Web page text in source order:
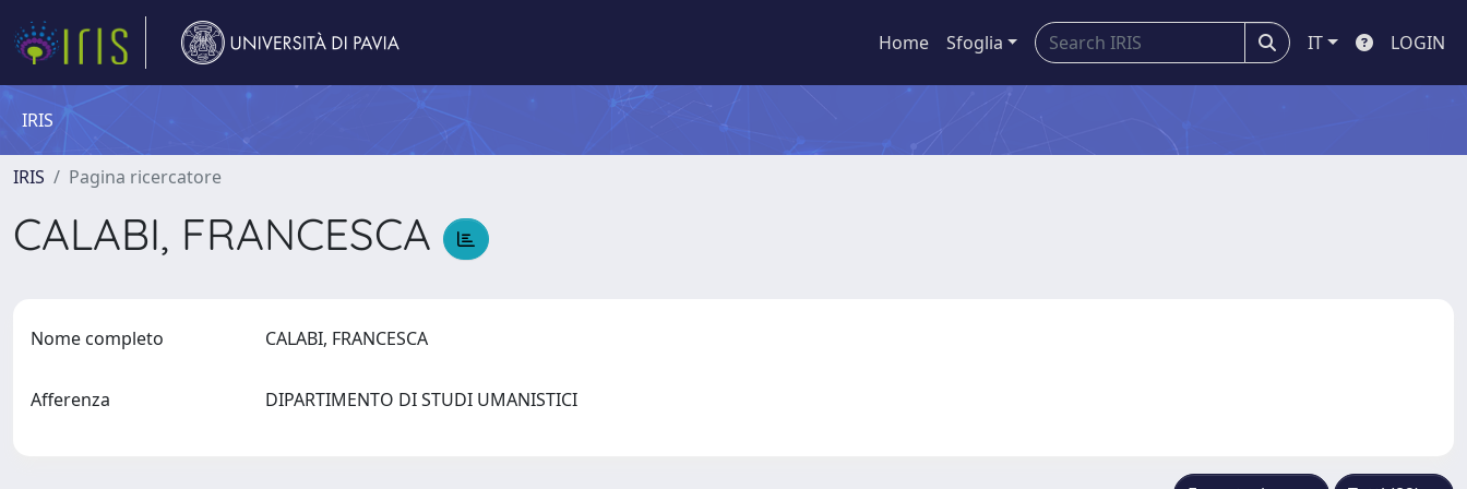
Home Sfoglia IT LOGIN
IRIS
IRIS Pagina ricercatore
CALABI, FRANCESCA
Nome completo CALABI, FRANCESCA
Afferenza DIPARTIMENTO DI STUDI UMANISTICI